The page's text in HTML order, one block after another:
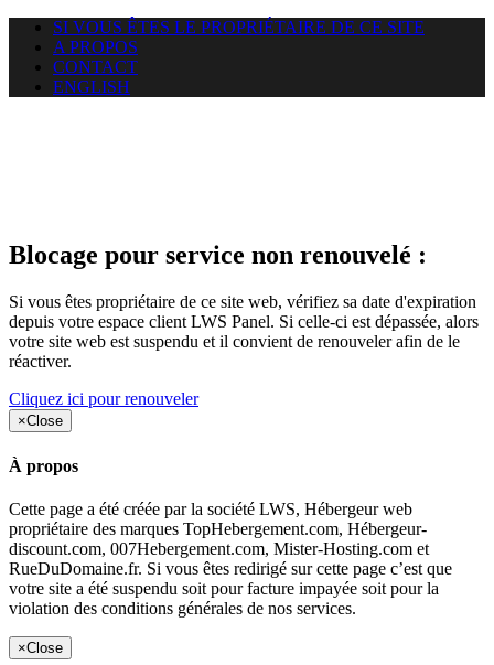
SI VOUS ÊTES LE PROPRIÉTAIRE DE CE SITE
A PROPOS
CONTACT
ENGLISH
Blocage pour service non renouvelé :
Si vous êtes propriétaire de ce site web, vérifiez sa date d'expiration
depuis votre espace client LWS Panel. Si celle-ci est dépassée, alors
votre site web est suspendu et il convient de renouveler afin de le
réactiver.
Cliquez ici pour renouveler
×Close
À propos
Cette page a été créée par la société LWS, Hébergeur web
propriétaire des marques TopHebergement.com, Hébergeur-
discount.com, 007Hebergement.com, Mister-Hosting.com et
RueDuDomaine.fr. Si vous êtes redirigé sur cette page c’est que
votre site a été suspendu soit pour facture impayée soit pour la
violation des conditions générales de nos services.
×Close